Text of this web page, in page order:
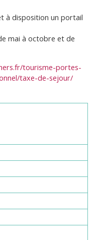
à disposition un portail
mai à octobre et de
tourisme-portes-
taxe-de-sejour/